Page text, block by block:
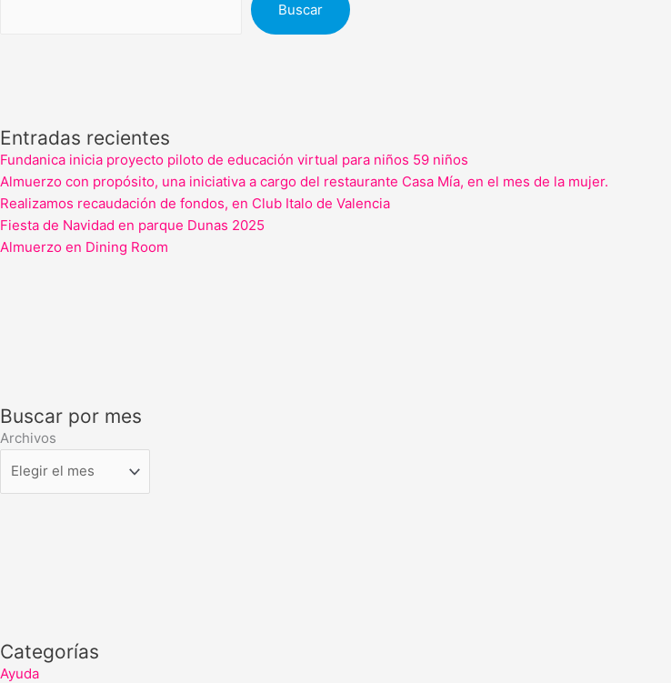
Buscar
Entradas recientes
Fundanica inicia proyecto piloto de educación virtual para niños 59 niños
Almuerzo con propósito, una iniciativa a cargo del restaurante Casa Mía, en el mes de la mujer.
Realizamos recaudación de fondos, en Club Italo de Valencia
Fiesta de Navidad en parque Dunas 2025
Almuerzo en Dining Room
Buscar por mes
Archivos
Categorías
Ayuda